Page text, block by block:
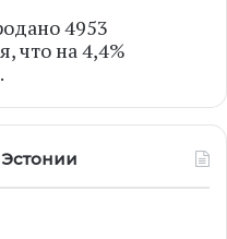
4953
что на 4,4%